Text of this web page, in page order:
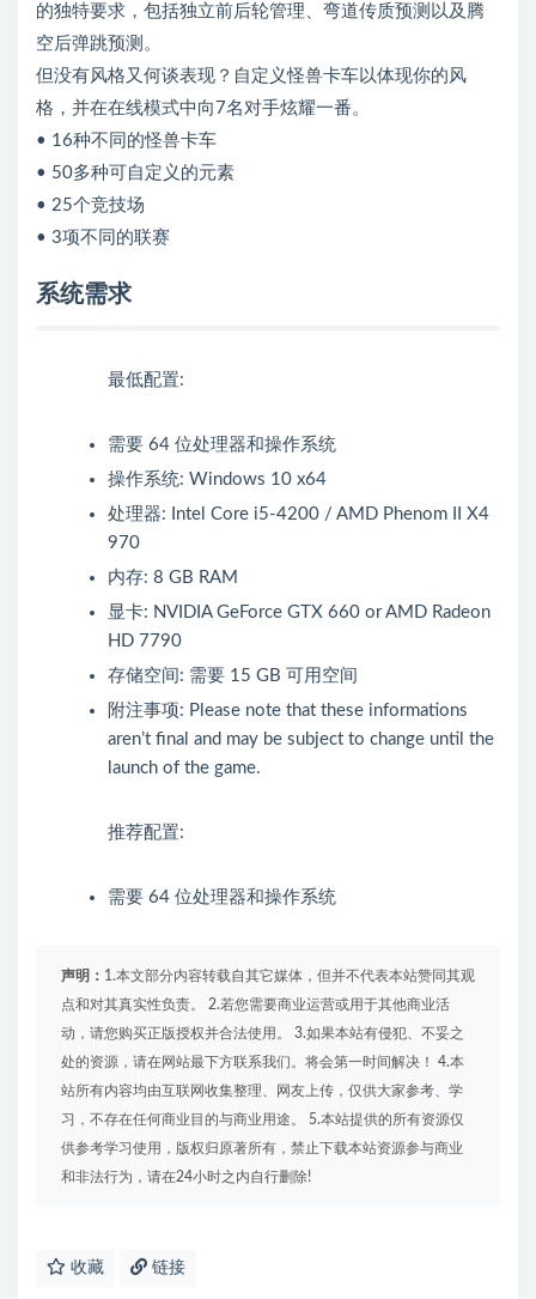
的独特要求，包括独立前后轮管理、弯道传质预测以及腾
空后弹跳预测。
但没有风格又何谈表现？自定义怪兽卡车以体现你的风
格，并在在线模式中向7名对手炫耀一番。
• 16种不同的怪兽卡车
• 50多种可自定义的元素
• 25个竞技场
• 3项不同的联赛
系统需求
最低配置:
需要 64 位处理器和操作系统
操作系统: Windows 10 x64
处理器: Intel Core i5-4200 / AMD Phenom II X4
970
内存: 8 GB RAM
显卡: NVIDIA GeForce GTX 660 or AMD Radeon
HD 7790
存储空间: 需要 15 GB 可用空间
附注事项: Please note that these informations
aren’t final and may be subject to change until the
launch of the game.
推荐配置:
需要 64 位处理器和操作系统
声明： 1.本文部分内容转载自其它媒体，但并不代表本站赞同其观
点和对其真实性负责。 2.若您需要商业运营或用于其他商业活
动，请您购买正版授权并合法使用。 3.如果本站有侵犯、不妥之
处的资源，请在网站最下方联系我们。将会第一时间解决！ 4.本
站所有内容均由互联网收集整理、网友上传，仅供大家参考、学
习，不存在任何商业目的与商业用途。 5.本站提供的所有资源仅
供参考学习使用，版权归原著所有，禁止下载本站资源参与商业
和非法行为，请在24小时之内自行删除!
收藏 链接